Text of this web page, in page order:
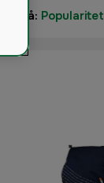
på: Popularitet